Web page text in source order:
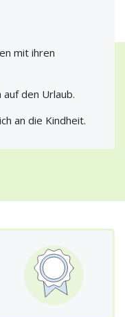
mit ihren
den Urlaub.
an die Kindheit.